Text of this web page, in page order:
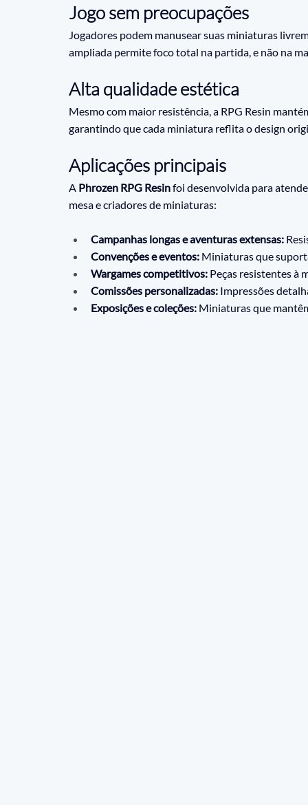
Jogo sem preocupações
Jogadores podem manusear suas miniaturas
ampliada permite foco total na partida, e não na
Alta qualidade estética
Mesmo com maior resistência, a RPG Resin
garantindo que cada miniatura reflita o design
Aplicações principais
A Phrozen RPG Resin foi desenvolvida para
mesa e criadores de miniaturas:
Campanhas longas e aventuras extensas:
Convenções e eventos: Miniaturas que
Wargames competitivos: Peças resistentes à
Comissões personalizadas: Impressões
Exposições e coleções: Miniaturas que